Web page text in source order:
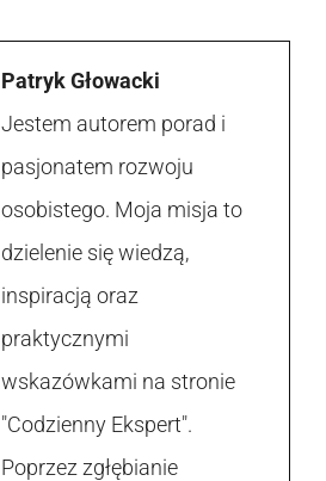
Patryk Głowacki
Jestem autorem porad i
pasjonatem rozwoju
osobistego. Moja misja to
dzielenie się wiedzą,
inspiracją oraz
praktycznymi
wskazówkami na stronie
"Codzienny Ekspert".
Poprzez zgłębianie